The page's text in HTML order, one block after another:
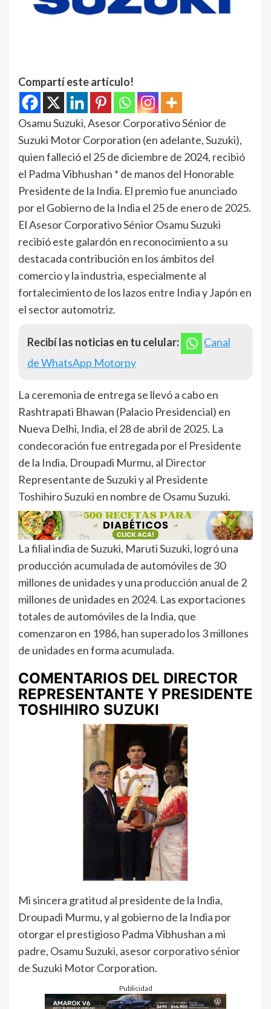
Compartí este artículo!
Osamu Suzuki, Asesor Corporativo Sénior de
Suzuki Motor Corporation (en adelante, Suzuki),
quien falleció el 25 de diciembre de 2024, recibió
el Padma Vibhushan * de manos del Honorable
Presidente de la India. El premio fue anunciado
por el Gobierno de la India el 25 de enero de 2025.
El Asesor Corporativo Sénior Osamu Suzuki
recibió este galardón en reconocimiento a su
destacada contribución en los ámbitos del
comercio y la industria, especialmente al
fortalecimiento de los lazos entre India y Japón en
el sector automotriz.
Recibí las noticias en tu celular:
Canal
de WhatsApp Motorpy
La ceremonia de entrega se llevó a cabo en
Rashtrapati Bhawan (Palacio Presidencial) en
Nueva Delhi, India, el 28 de abril de 2025. La
condecoración fue entregada por el Presidente
de la India, Droupadi Murmu, al Director
Representante de Suzuki y al Presidente
Toshihiro Suzuki en nombre de Osamu Suzuki.
La filial india de Suzuki, Maruti Suzuki, logró una
producción acumulada de automóviles de 30
millones de unidades y una producción anual de 2
millones de unidades en 2024. Las exportaciones
totales de automóviles de la India, que
comenzaron en 1986, han superado los 3 millones
de unidades en forma acumulada.
COMENTARIOS DEL DIRECTOR
REPRESENTANTE Y PRESIDENTE
TOSHIHIRO SUZUKI
Mi sincera gratitud al presidente de la India,
Droupadi Murmu, y al gobierno de la India por
otorgar el prestigioso Padma Vibhushan a mi
padre, Osamu Suzuki, asesor corporativo sénior
de Suzuki Motor Corporation.
Publicidad